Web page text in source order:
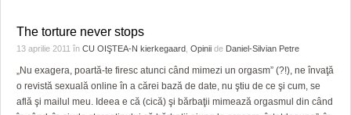
The torture never stops
13 aprilie 2011 în CU OIŞTEA-N kierkegaard Opinii de Daniel-Silvian Petre
„Nu exagera, poartă-te firesc atunci când mimezi un orgasm” (?!), ne învaţă
o revistă sexuală online în a cărei bază de date, nu ştiu de ce şi cum, se
află şi mailul meu. Ideea e că (cică) şi bărbaţii mimează orgasmul din când